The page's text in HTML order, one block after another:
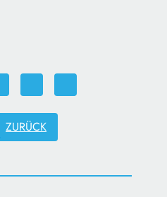
ZURÜCK